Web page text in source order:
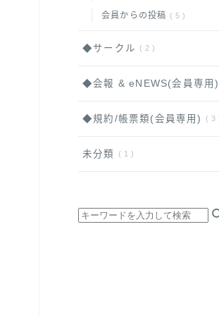
会員からの投稿 5
◆サークル 2
◆会報 & eNEWS(会員専用)
◆規約/帳票類(会員専用) 3
未分類 1